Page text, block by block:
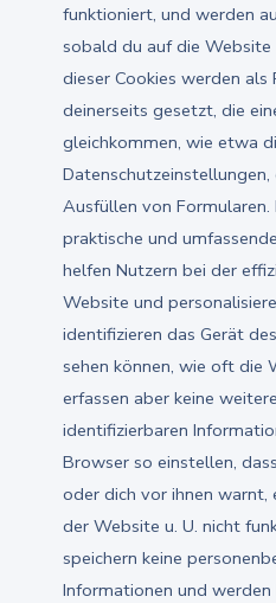
funktioniert, und werden
sobald du auf die Website
dieser Cookies werden
deinerseits gesetzt, die
gleichkommen, wie etwa
Ausfüllen von Formularen.
praktische und
helfen Nutzern bei der
Website und
identifizieren das Gerät
sehen können, wie oft die
erfassen aber keine
identifizierbaren
Browser so einstellen,
oder dich vor ihnen warnt,
der Website u. U. nicht
speichern keine
Informationen und